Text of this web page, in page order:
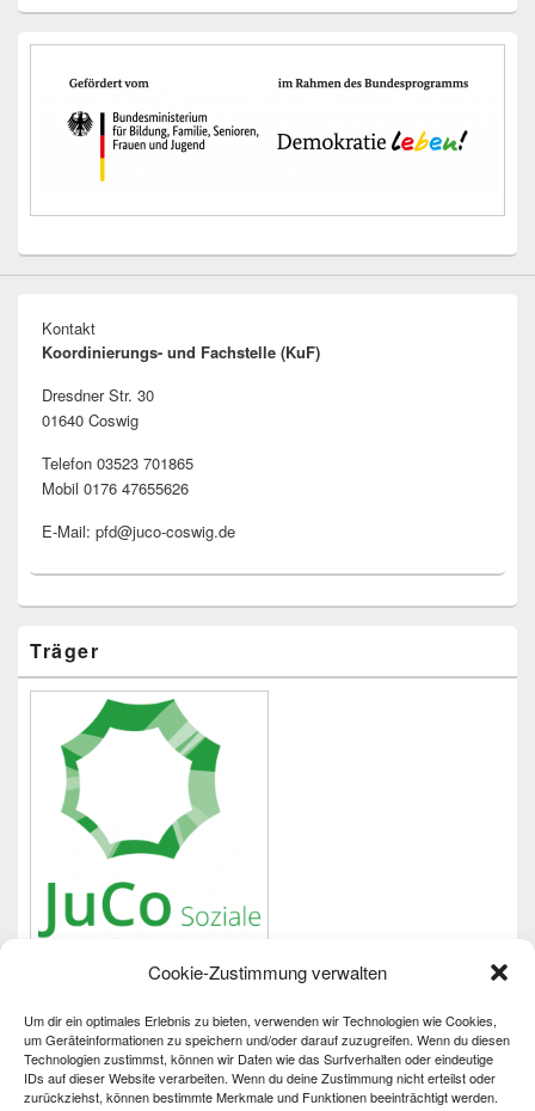
Cookie-Zustimmung verwalten
Um dir ein optimales Erlebnis zu bieten, verwenden wir Technologien wie Cookies,
um Geräteinformationen zu speichern und/oder darauf zuzugreifen. Wenn du diesen
Technologien zustimmst, können wir Daten wie das Surfverhalten oder eindeutige
IDs auf dieser Website verarbeiten. Wenn du deine Zustimmung nicht erteilst oder
zurückziehst, können bestimmte Merkmale und Funktionen beeinträchtigt werden.
Kontakt
Koordinierungs- und Fachstelle (KuF)
Dresdner Str. 30
01640 Coswig
Telefon 03523 701865
Mobil 0176 47655626
E-Mail: pfd@juco-coswig.de
Träger
Wichtiges
Impressum